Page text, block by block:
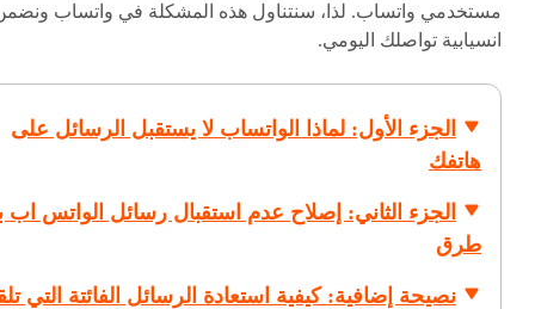
مستخدمي واتساب. لذا، سنتناول هذه المشكلة في واتساب
انسيابية تواصلك اليومي.
الجزء الأول: لماذا الواتساب لا يستقبل الرسائل على
هاتفك
طرق
نصيحة إضافية: كيفية استعادة الرسائل الفائتة التي